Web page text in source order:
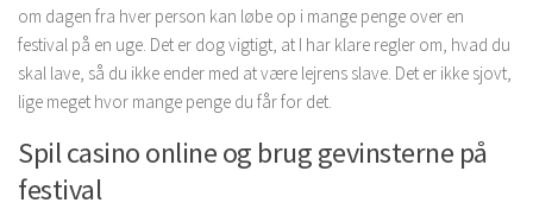
om dagen fra hver person kan løbe op i mange penge over en
festival på en uge. Det er dog vigtigt, at I har klare regler om, hvad du
skal lave, så du ikke ender med at være lejrens slave. Det er ikke sjovt,
lige meget hvor mange penge du får for det.
Spil casino online og brug gevinsterne på
festival